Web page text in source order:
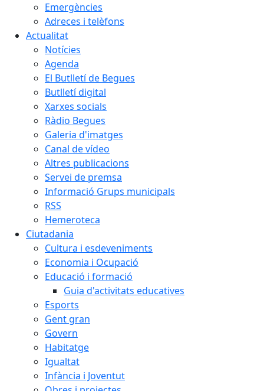
Emergències
Adreces i telèfons
Actualitat
Notícies
Agenda
El Butlletí de Begues
Butlletí digital
Xarxes socials
Ràdio Begues
Galeria d'imatges
Canal de vídeo
Altres publicacions
Servei de premsa
Informació Grups municipals
RSS
Hemeroteca
Ciutadania
Cultura i esdeveniments
Economia i Ocupació
Educació i formació
Guia d'activitats educatives
Esports
Gent gran
Govern
Habitatge
Igualtat
Infància i Joventut